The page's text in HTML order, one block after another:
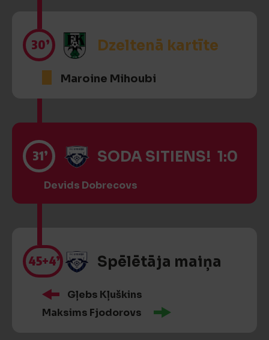
30’ Dzeltenā kartīte
Maroine Mihoubi
31’ SODA SITIENS! 1:0
Devids Dobrecovs
45+4’ Spēlētāja maiņa
Gļebs Kļuškins
Maksims Fjodorovs